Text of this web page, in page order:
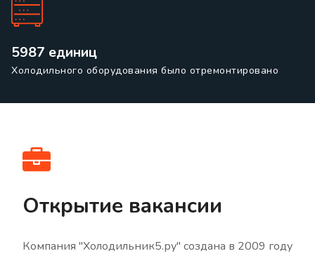
5987 единиц
Холодильного оборудования было отремонтировано
Открытие вакансии
Компания "Холодильник5.ру" создана в 2009 году